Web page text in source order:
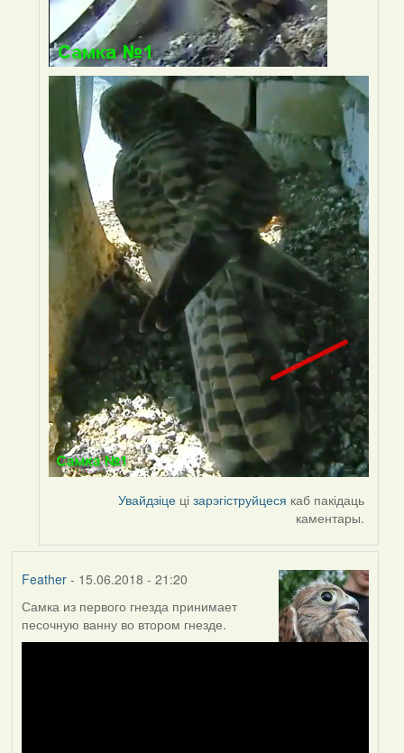
Увайдзіце цізарэгіструйцеся каб пакідаць
каментары.
Feather- 15.06.2018 - 21:20
Самка из первого гнезда принимает
песочную ванну во втором гнезде.